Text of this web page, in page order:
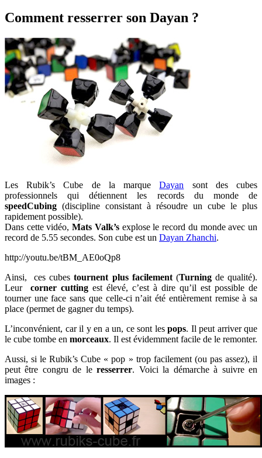
Comment resserrer son Dayan ?
Les Rubik’s Cube de la marqueDayan sont des cubes
professionnels qui détiennent les records du monde de
speedCubing (discipline consistant à résoudre un cube le plus
rapidement possible).
Dans cette vidéo,Mats Valk’sexplose le record du monde avec un
record de 5.55 secondes. Son cube est un Dayan Zhanchi.
http://youtu.be/tBM_AE0oQp8
Ainsi, ces cubestournent plus facilement(Turningde qualité).
Leur corner cutting est élevé, c’est à dire qu’il est possible de
tourner une face sans que celle-ci n’ait été entièrement remise à sa
place (permet de gagner du temps).
L’inconvénient, car il y en a un, ce sont les pops. Il peut arriver que
le cube tombe en morceaux. Il est évidemment facile de le remonter.
Aussi, si le Rubik’s Cube « pop » trop facilement (ou pas assez), il
peut être congru de leresserrer. Voici la démarche à suivre en
images :